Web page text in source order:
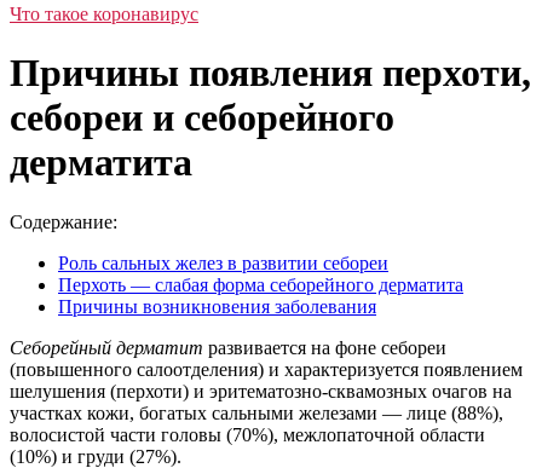
Что такое коронавирус
Причины появления перхоти,
себореи и себорейного
дерматита
Содержание:
Роль сальных желез в развитии себореи
Перхоть — слабая форма себорейного дерматита
Причины возникновения заболевания
Себорейный дерматит развивается на фоне себореи
(повышенного салоотделения) и характеризуется появлением
шелушения (перхоти) и эритематозно-сквамозных очагов на
участках кожи, богатых сальными железами — лице (88%),
волосистой части головы (70%), межлопаточной области
(10%) и груди (27%).